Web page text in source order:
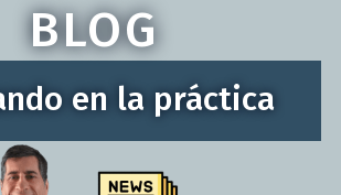
BLOG
en la práctica